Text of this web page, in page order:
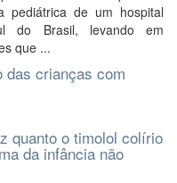
pediátrica de um hospital
do Brasil, levando em
que ...
das crianças com
quanto o timolol colírio
da infância não